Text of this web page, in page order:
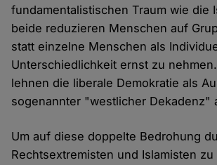
fundamentalistischen Traum wie die
beide reduzieren Menschen auf
statt einzelne Menschen als
Unterschiedlichkeit ernst zu
lehnen die liberale Demokratie als
sogenannter "westlicher Dekadenz"
Um auf diese doppelte Bedrohung
Rechtsextremisten und Islamisten